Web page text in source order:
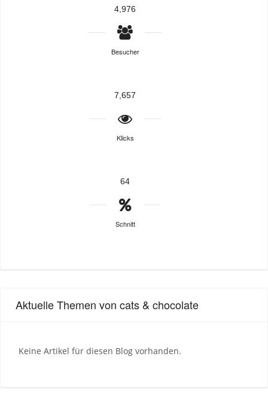
4,976
Besucher
7,657
Klicks
64
Schnitt
Aktuelle Themen von cats & chocolate
Keine Artikel für diesen Blog vorhanden.